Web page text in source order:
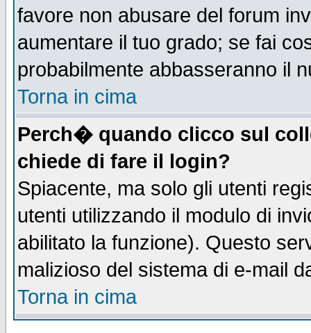
favore non abusare del forum
aumentare il tuo grado; se fai
probabilmente abbasseranno il
Torna in cima
Perch� quando clicco sul
chiede di fare il login?
Spiacente, ma solo gli utenti
utenti utilizzando il modulo di
abilitato la funzione). Questo
malizioso del sistema di e-mail
Torna in cima